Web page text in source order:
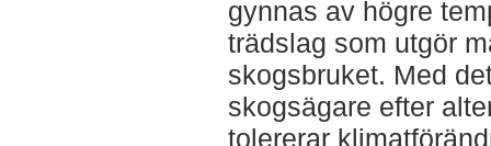
gynnas av högre
trädslag som utgör
skogsbruket. Med
skogsägare efter
tolererar